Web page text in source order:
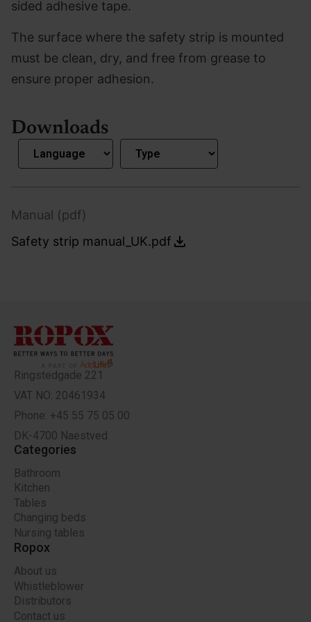
sided adhesive tape.
The surface where the safety strip is mounted
must be clean, dry, and free from grease to
ensure proper adhesion.
Downloads
Manual (pdf)
Safety strip manual_UK.pdf
Ringstedgade 221
VAT NO: 20461934
Phone: +45 55 75 05 00
DK-4700 Naestved
Categories
Bathroom
Kitchen
Tables
Changing beds
Nursing tables
Ropox
About us
Whistleblower
Distributors
Contact us